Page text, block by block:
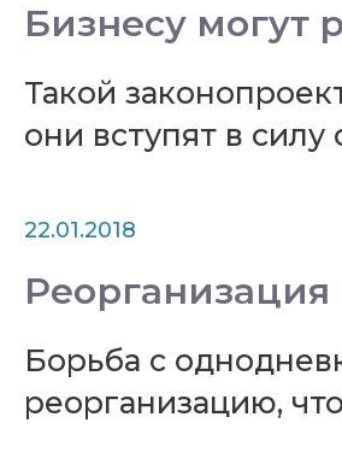
Бизнесу могут
Такой
они вступят в силу
22.01.2018
Борьба с
реорганизацию,